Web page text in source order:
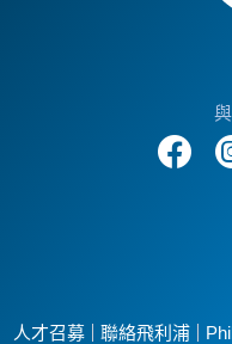
人才召募 聯絡飛利浦